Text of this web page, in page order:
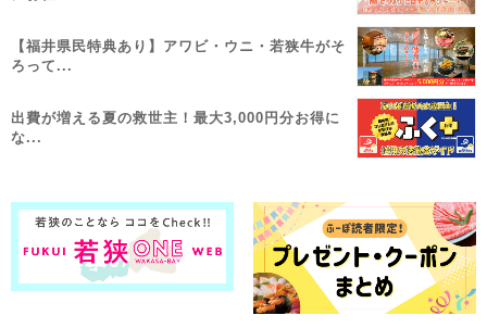
【福井県民特典あり】アワビ・ウニ・若狭牛がそ
ろって...
出費が増える夏の救世主！最大3,000円分お得に
な...